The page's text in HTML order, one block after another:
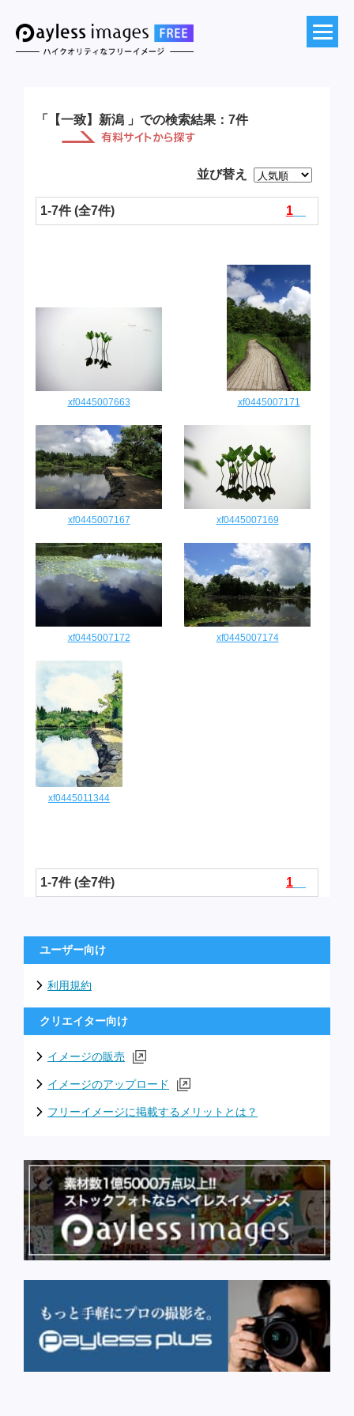
「【一致】新潟 」での検索結果：7件
並び替え
1-7件 (全7件) 1
xf0445007663 xf0445007171
xf0445007167 xf0445007169
xf0445007172 xf0445007174
xf0445011344
1-7件 (全7件) 1
ユーザー向け
利用規約
クリエイター向け
イメージの販売
イメージのアップロード
フリーイメージに掲載するメリットとは？